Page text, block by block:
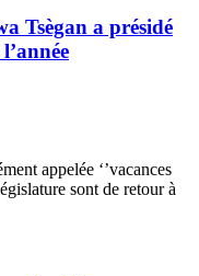
Tsègan a présidé
appelée ‘’vacances
sont de retour à